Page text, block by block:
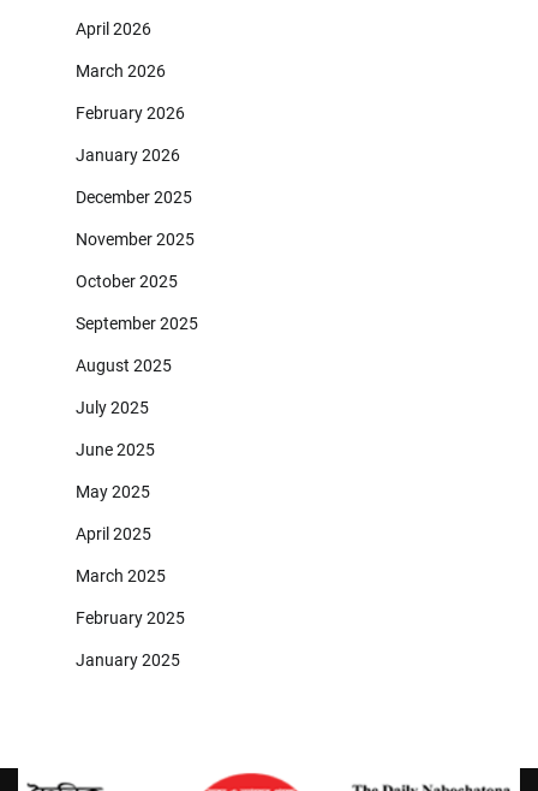
April 2026
March 2026
February 2026
January 2026
December 2025
November 2025
October 2025
September 2025
August 2025
July 2025
June 2025
May 2025
April 2025
March 2025
February 2025
January 2025